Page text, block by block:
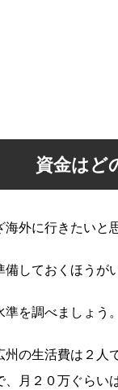
資金はど
外に行きたいと
しておくほうが
を調べましょう。
の生活費は２
月２０万ぐらい